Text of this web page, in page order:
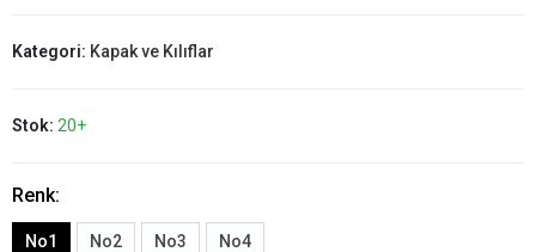
Kategori: Kapak ve Kılıflar
Stok: 20+
Renk:
No1 No2 No3 No4